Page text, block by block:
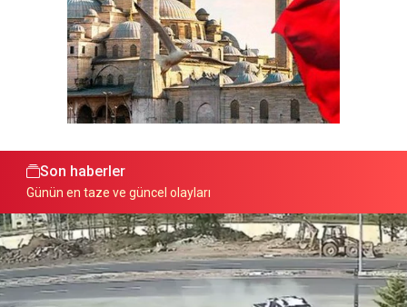
Son haberler
Günün en taze ve güncel olayları